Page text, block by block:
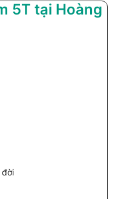
5T tại Hoàng
đời